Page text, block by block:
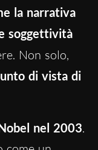
la narrativa
soggettività
Non solo,
di vista di
nel 2003.